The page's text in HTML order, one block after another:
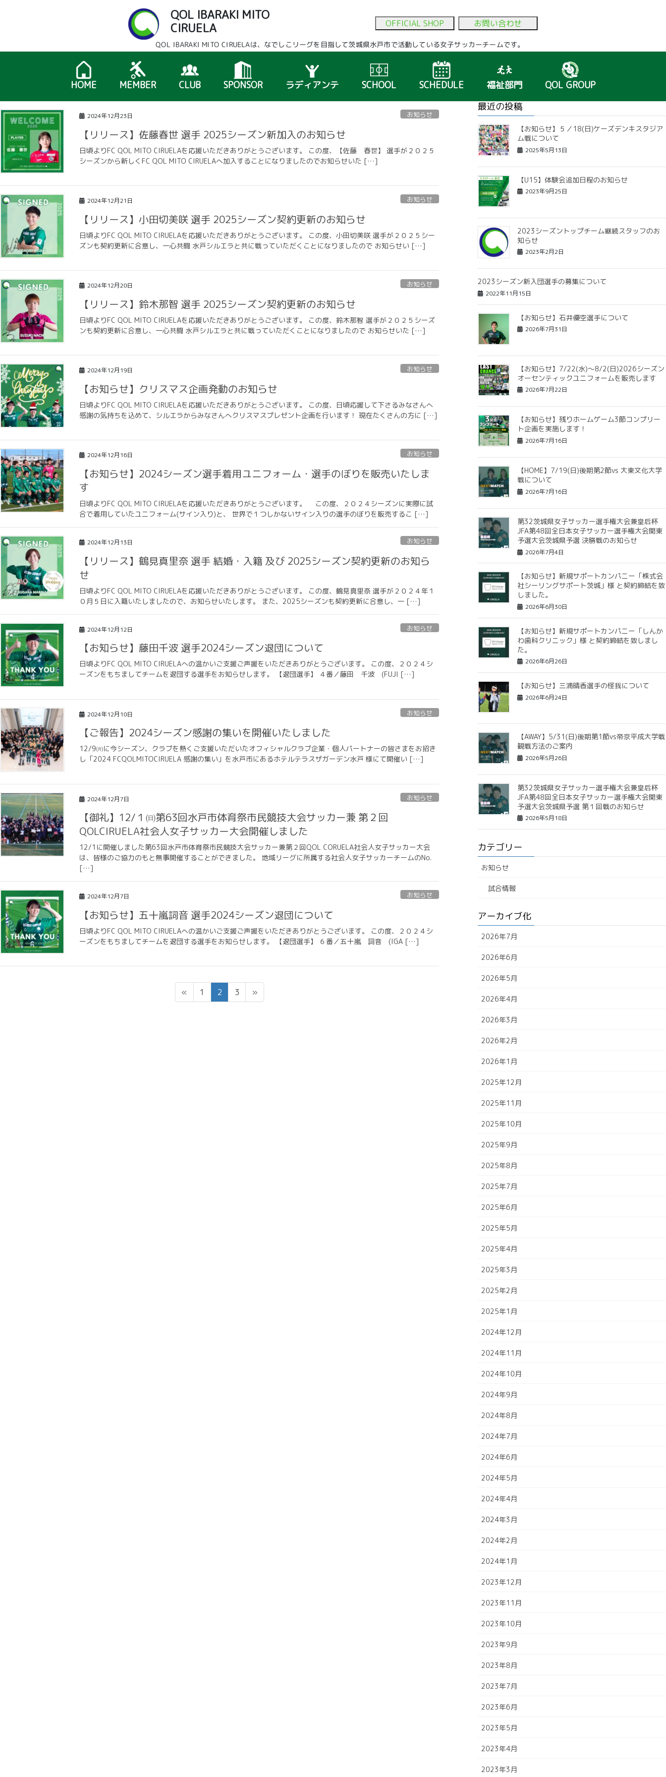
ツ
ッ
プ
シ
移
動
QOL IBARAKI MITO
CIRUELA
OFFICIAL SHOP お問い合わせ
QOL IBARAKI MITO CIRUELAは、なでしこリーグを目指して茨城県水戸市で活動している女子サッカーチームです。
HOME MEMBER CLUB SPONSOR ラディアンテ SCHOOL SCHEDULE 福祉部門 QOL GROUP
2024年12月23日 お知らせ
【リリース】佐藤春世 選手 2025シーズン新加入のお知らせ
日頃よりFC QOL MITO CIRUELAを応援いただきありがとうございます。 この度、【佐藤 春世】 選手が２０２５
シーズンから新しくFC QOL MITO CIRUELAへ加入することになりましたのでお知らせいた […]
2024年12月21日 お知らせ
【リリース】小田切美咲 選手 2025シーズン契約更新のお知らせ
日頃よりFC QOL MITO CIRUELAを応援いただきありがとうございます。 この度、小田切美咲 選手が２０２５シー
ズンも契約更新に合意し、一心共闘 水戸シルエラと共に戦っていただくことになりましたので お知らせい […]
2024年12月20日 お知らせ
【リリース】鈴木那智 選手 2025シーズン契約更新のお知らせ
日頃よりFC QOL MITO CIRUELAを応援いただきありがとうございます。 この度、鈴木那智 選手が２０２５シーズ
ンも契約更新に合意し、一心共闘 水戸シルエラと共に戦っていただくことになりましたので お知らせいた […]
2024年12月19日 お知らせ
【お知らせ】クリスマス企画発動のお知らせ
日頃よりFC QOL MITO CIRUELAを応援いただきありがとうございます。 この度、日頃応援して下さるみなさんへ
感謝の気持ちを込めて、シルエラからみなさんへクリスマスプレゼント企画を行います！ 現在たくさんの方に […]
2024年12月16日 お知らせ
【お知らせ】2024シーズン選手着用ユニフォーム・選手のぼりを販売いたしま
す
日頃よりFC QOL MITO CIRUELAを応援いただきありがとうございます。 この度、２０２４シーズンに実際に試
合で着用していたユニフォーム(サイン入り)と、 世界で１つしかないサイン入りの選手のぼりを販売するこ […]
2024年12月13日 お知らせ
【リリース】鶴見真里奈 選手 結婚・入籍 及び 2025シーズン契約更新のお知ら
せ
日頃よりFC QOL MITO CIRUELAを応援いただきありがとうございます。 この度、鶴見真里奈 選手が２０２４年１
０月５日に入籍いたしましたので、お知らせいたします。 また、2025シーズンも契約更新に合意し、一 […]
2024年12月12日 お知らせ
【お知らせ】藤田千波 選手2024シーズン退団について
日頃よりFC QOL MITO CIRUELAへの温かいご支援ご声援をいただきありがとうございます。 この度、２０２４シ
ーズンをもちましてチームを退団する選手をお知らせします。 【退団選手】 ４番／藤田 千波 (FUJI […]
2024年12月10日 お知らせ
【ご報告】2024シーズン感謝の集いを開催いたしました
12/9㈪に今シーズン、クラブを熱くご支援いただいたオフィシャルクラブ企業・個人パートナーの皆さまをお招き
し「2024 FCQOLMITOCIRUELA 感謝の集い」を水戸市にあるホテルテラスザガーデン水戸 様にて開催い […]
2024年12月7日 お知らせ
【御礼】12/１㈰第63回水戸市体育祭市民競技大会サッカー兼 第２回
QOLCIRUELA社会人女子サッカー大会開催しました
12/1に開催しました第63回水戸市体育祭市民競技大会サッカー兼第２回QOL CORUELA社会人女子サッカー大会
は、皆様のご協力のもと無事開催することができました。 地域リーグに所属する社会人女子サッカーチームのNo.
[…]
2024年12月7日 お知らせ
【お知らせ】五十嵐詞音 選手2024シーズン退団について
日頃よりFC QOL MITO CIRUELAへの温かいご支援ご声援をいただきありがとうございます。 この度、２０２４シ
ーズンをもちましてチームを退団する選手をお知らせします。 【退団選手】 ６番／五十嵐 詞音 (IGA […]
«
固
定
1
固
定
2
固
定
3 »
最近の投稿
【お知らせ】５／18(日)ケーズデンキスタジア
ム戦について
2025年5月13日
【U15】体験会追加日程のお知らせ
2023年9月25日
2023シーズントップチーム継続スタッフのお
知らせ
2023年2月2日
2023シーズン新入団選手の募集について
2022年11月15日
【お知らせ】石井優空選手について
2026年7月31日
【お知らせ】7/22(水)〜8/2(日)2026シーズン
オーセンティックユニフォームを販売します
2026年7月22日
【お知らせ】残りホームゲーム3節コンプリー
ト企画を実施します！
2026年7月16日
【HOME】7/19(日)後期第2節vs 大東文化大学
戦について
2026年7月16日
第32茨城県女子サッカー選手権大会兼皇后杯
JFA第48回全日本女子サッカー選手権大会関東
予選大会茨城県予選 決勝戦のお知らせ
2026年7月4日
【お知らせ】新規サポートカンパニー「株式会
社シーリングサポート茨城」様 と契約締結を致
しました。
2026年6月30日
【お知らせ】新規サポートカンパニー「しんか
わ歯科クリニック」様 と契約締結を致しまし
た。
2026年6月26日
【お知らせ】三浦晴香選手の怪我について
2026年6月24日
【AWAY】5/31(日)後期第1節vs帝京平成大学戦
観戦方法のご案内
2026年5月26日
第32茨城県女子サッカー選手権大会兼皇后杯
JFA第48回全日本女子サッカー選手権大会関東
予選大会茨城県予選 第１回戦のお知らせ
2026年5月18日
カテゴリー
お知らせ
試合情報
アーカイブ化
2026年7月
2026年6月
2026年5月
2026年4月
2026年3月
2026年2月
2026年1月
2025年12月
2025年11月
2025年10月
2025年9月
2025年8月
2025年7月
2025年6月
2025年5月
2025年4月
2025年3月
2025年2月
2025年1月
2024年12月
2024年11月
2024年10月
2024年9月
2024年8月
2024年7月
2024年6月
2024年5月
2024年4月
2024年3月
2024年2月
2024年1月
2023年12月
2023年11月
2023年10月
2023年9月
2023年8月
2023年7月
2023年6月
2023年5月
2023年4月
2023年3月